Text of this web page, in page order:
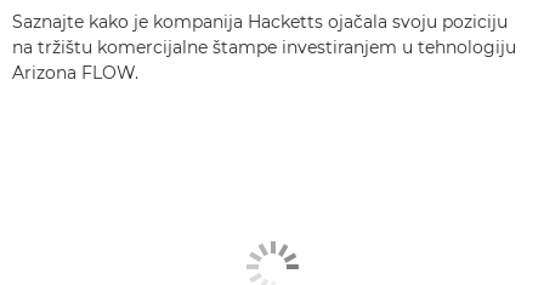
Saznajte kako je kompanija Hacketts ojačala svoju poziciju
na tržištu komercijalne štampe investiranjem u tehnologiju
Arizona FLOW.